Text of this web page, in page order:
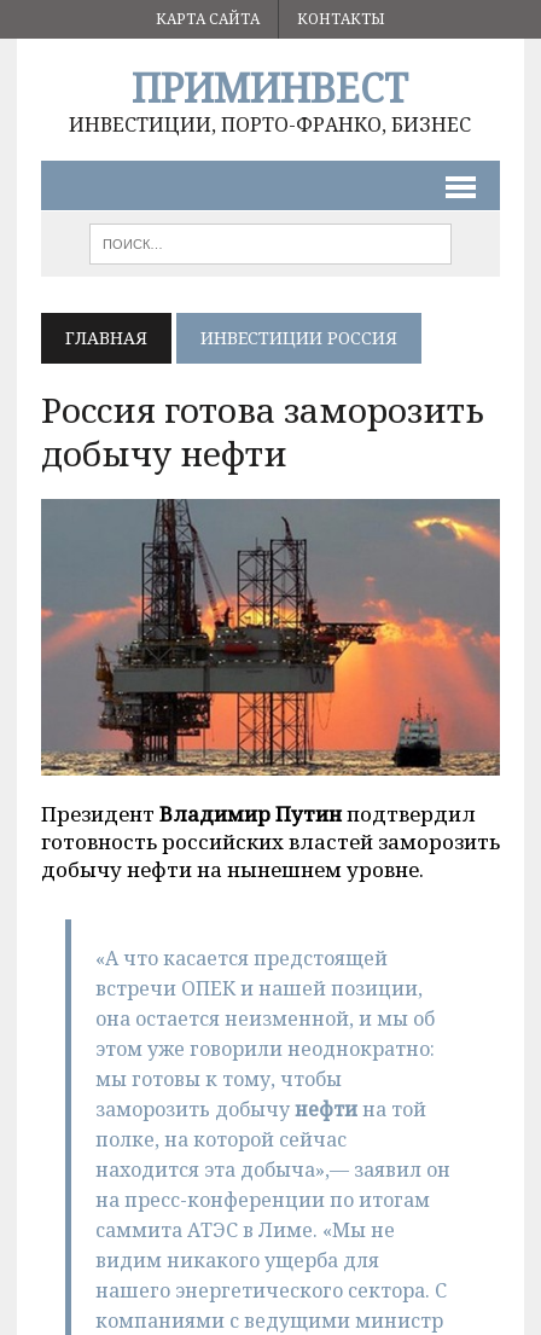
КАРТА САЙТА КОНТАКТЫ
ПРИМИНВЕСТ
ИНВЕСТИЦИИ, ПОРТО-ФРАНКО, БИЗНЕС
ГЛАВНАЯ ИНВЕСТИЦИИ РОССИЯ
Россия готова заморозить
добычу нефти
Президент Владимир Путинподтвердил
готовность российских властей заморозить
добычу нефти на нынешнем уровне.
«А что касается предстоящей
встречи ОПЕК и нашей позиции,
она остается неизменной, и мы об
этом уже говорили неоднократно:
мы готовы к тому, чтобы
заморозить добычунефтина той
полке, на которой сейчас
находится эта добыча»,— заявил он
на пресс-конференции по итогам
саммита АТЭС в Лиме. «Мы не
видим никакого ущерба для
нашего энергетического сектора. С
компаниями с ведущими министр